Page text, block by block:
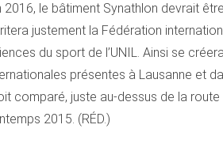
2016, le bâtiment Synathlon devrait
justement la Fédération
du sport de l’UNIL. Ainsi se
présentes à Lausanne et
comparé, juste au-dessus de la
2015. (RÉD.)